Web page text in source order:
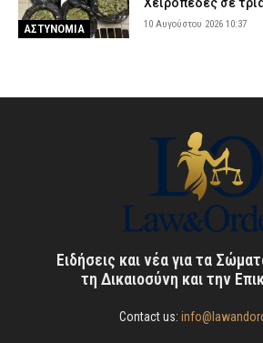
ΑΣΤΥΝΟΜΙΑ
Χειροπέδες σε
10 Αυγούστου 2026 10:37
Ειδήσεις και νέα για τα
τη Δικαιοσύνη και την
Contact us: